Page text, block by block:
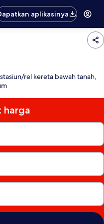
aplikasinya
rel kereta bawah tanah,
harga